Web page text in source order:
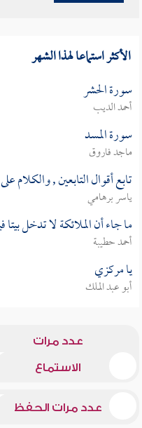
الأكثر استماعا لهذا الشهر
سورة الحشر
أحمد الديب
سورة المسد
ماجد فاروق
تابع أقوال التابعين , والكلام
ياسر برهامي
ما جاء أن الملائكة لا تدخل
أحمد حطيبة
يا مركزي
أبو عبد الملك
عدد مرات
الاستماع
عدد مرات الحفظ